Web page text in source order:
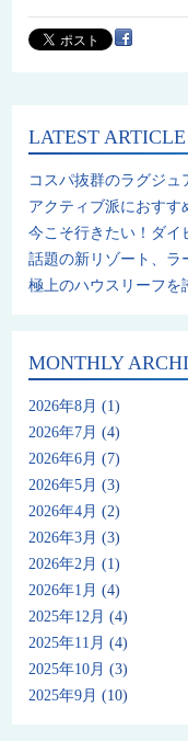
LATEST ARTICLE
コスパ抜群のラグジュ
アクティブ派におすす
今こそ行きたい！ダイ
話題の新リゾート、
極上のハウスリーフを
MONTHLY
2026年8月 (1)
2026年7月 (4)
2026年6月 (7)
2026年5月 (3)
2026年4月 (2)
2026年3月 (3)
2026年2月 (1)
2026年1月 (4)
2025年12月 (4)
2025年11月 (4)
2025年10月 (3)
2025年9月 (10)